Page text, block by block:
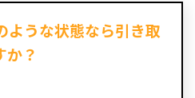
ような状態なら引き取
か？